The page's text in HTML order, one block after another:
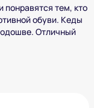
тем, кто
обуви. Кеды
Отличный